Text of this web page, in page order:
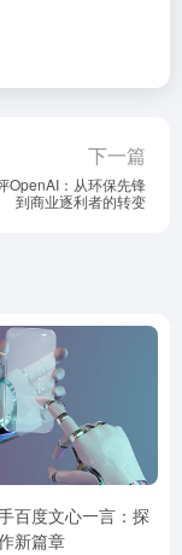
下一篇
OpenAI：从环保先锋
到商业逐利者的转变
百度文心一言：探
新篇章